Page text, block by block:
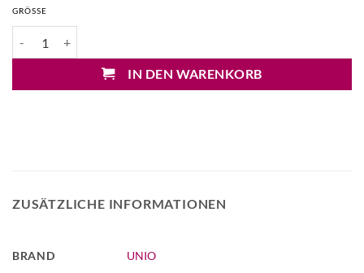
GRÖSSE
IN DEN WARENKORB
ZUSÄTZLICHE INFORMATIONEN
BRAND UNIO